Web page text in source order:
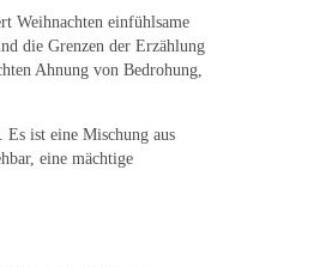
Weihnachten einfühlsame
die Grenzen der Erzählung
Ahnung von Bedrohung,
ist eine Mischung aus
eine mächtige